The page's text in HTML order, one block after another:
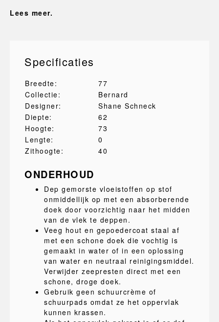
Lees meer.
Specificaties
Breedte:
77
Collectie:
Bernard
Designer:
Shane Schneck
Diepte:
62
Hoogte:
73
Lengte:
0
Zithoogte:
40
ONDERHOUD
Dep gemorste vloeistoffen op stof
onmiddellijk op met een absorberende
doek door voorzichtig naar het midden
van de vlek te deppen.
Veeg hout en gepoedercoat staal af
met een schone doek die vochtig is
gemaakt in water of in een oplossing
van water en neutraal reinigingsmiddel.
Verwijder zeepresten direct met een
schone, droge doek.
Gebruik geen schuurcrème of
schuurpads omdat ze het oppervlak
kunnen krassen.